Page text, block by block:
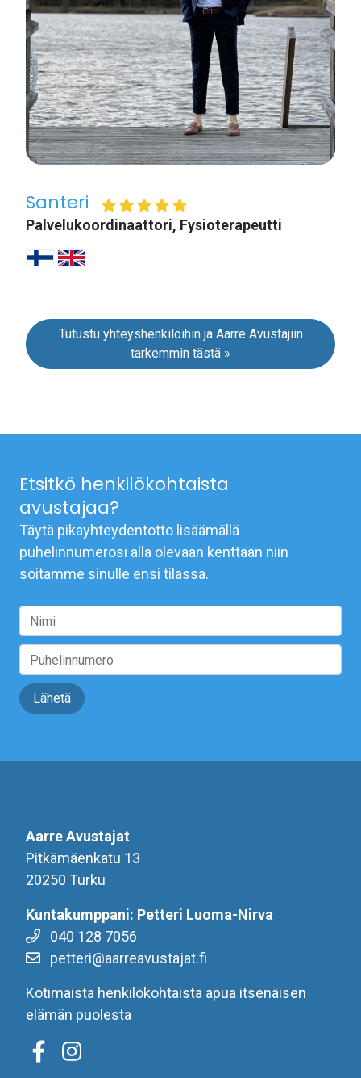
Santeri
Palvelukoordinaattori, Fysioterapeutti
Tutustu yhteyshenkilöihin ja Aarre Avustajiin
tarkemmin tästä »
Etsitkö henkilökohtaista
avustajaa?
Täytä pikayhteydentotto lisäämällä
puhelinnumerosi alla olevaan kenttään niin
soitamme sinulle ensi tilassa.
Lähetä
Aarre Avustajat
Pitkämäenkatu 13
20250 Turku
Kuntakumppani: Petteri Luoma-Nirva
040 128 7056
petteri@aarreavustajat.fi
Kotimaista henkilökohtaista apua itsenäisen
elämän puolesta